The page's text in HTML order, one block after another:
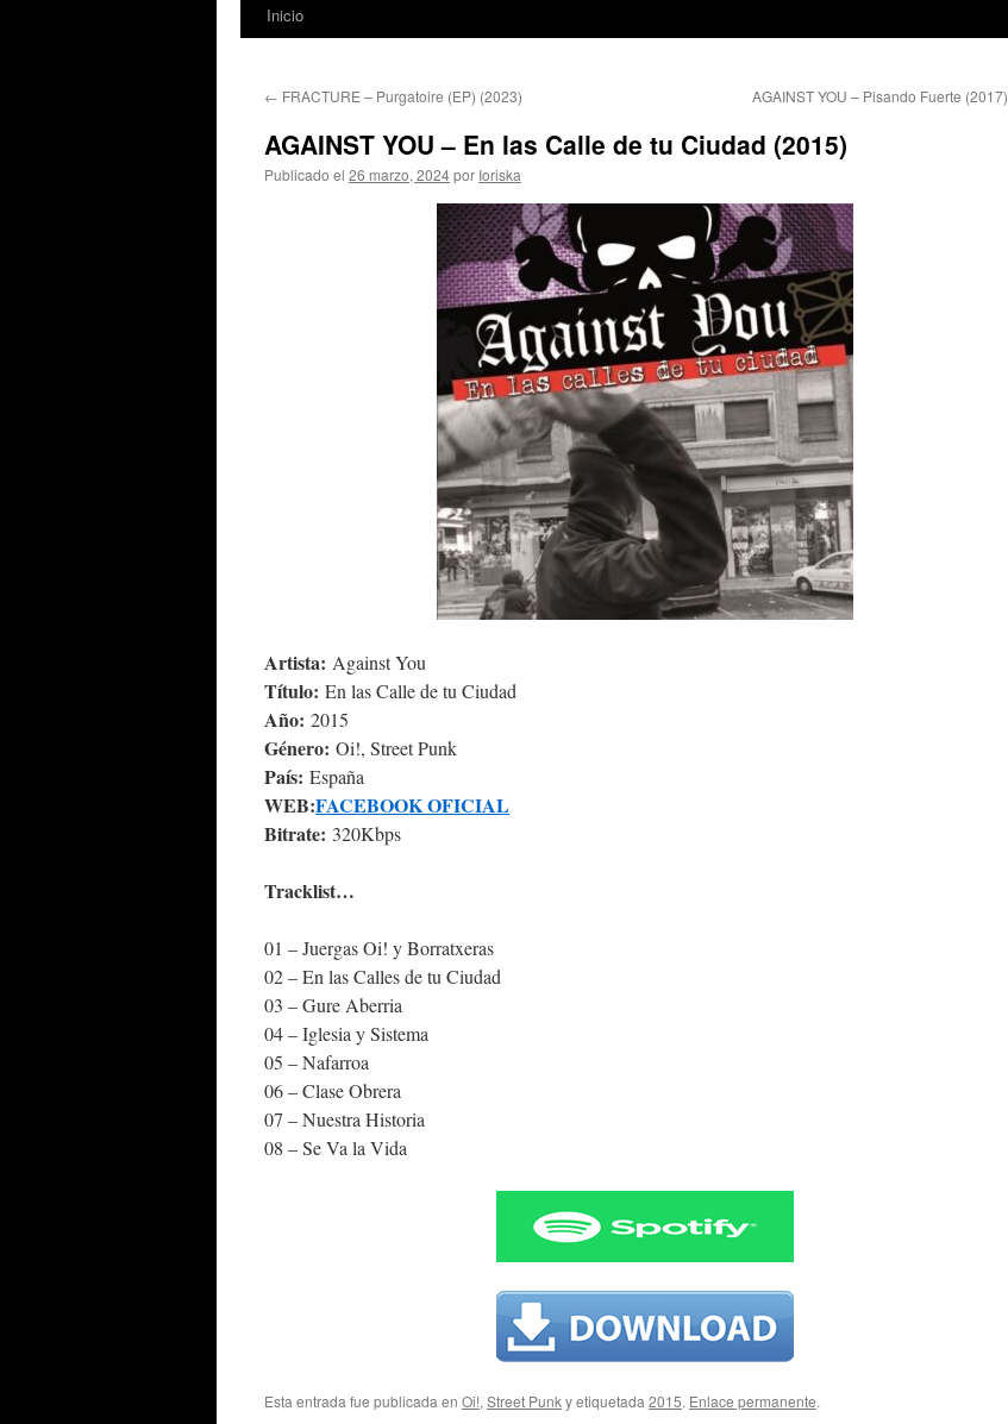
Inicio
← FRACTURE – Purgatoire (EP) (2023) AGAINST YOU – Pisando Fuerte (2017)
AGAINST YOU – En las Calle de tu Ciudad (2015)
Publicado el 26 marzo, 2024por Ioriska
Artista: Against You
Título: En las Calle de tu Ciudad
Año: 2015
Género: Oi!, Street Punk
País: España
WEB:FACEBOOK OFICIAL
Bitrate: 320Kbps
Tracklist…
01 – Juergas Oi! y Borratxeras
02 – En las Calles de tu Ciudad
03 – Gure Aberria
04 – Iglesia y Sistema
05 – Nafarroa
06 – Clase Obrera
07 – Nuestra Historia
08 – Se Va la Vida
Esta entrada fue publicada en Oi!, Street Punky etiquetada 2015. Enlace permanente.